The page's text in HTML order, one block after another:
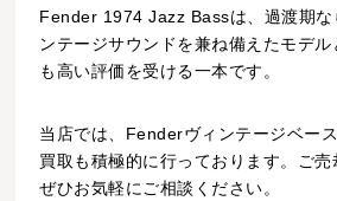
Fender 1974 Jazz Bassは、過渡期な
ンテージサウンドを兼ね備えたモデ
も高い評価を受ける一本です。
当店では、Fenderヴィンテージベー
買取も積極的に行っております。ご売
ぜひお気軽にご相談ください。